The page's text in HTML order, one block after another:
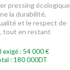
pressing écologique
la durabilité,
et le respect de
tout en restant
exigé : 54 000 €
: 180 000DT